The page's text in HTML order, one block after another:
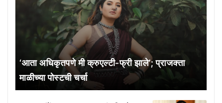
‘आता अधिकृतपणे मी क्रुएल्टी-फ्री झाले’; प्राजक्ता
माळीच्या पोस्टची चर्चा